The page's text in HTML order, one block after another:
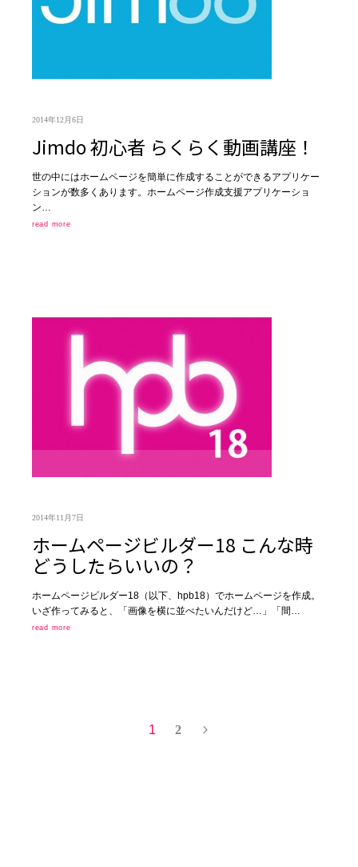
2014年12月6日
Jimdo 初心者 らくらく動画講座！
世の中にはホームページを簡単に作成することができるアプリケー
ションが数多くあります。ホームページ作成支援アプリケーショ
ン…
read more
2014年11月7日
ホームページビルダー18 こんな時
どうしたらいいの？
ホームページビルダー18（以下、hpb18）でホームページを作成。
いざ作ってみると、「画像を横に並べたいんだけど…」「間…
read more
1 2